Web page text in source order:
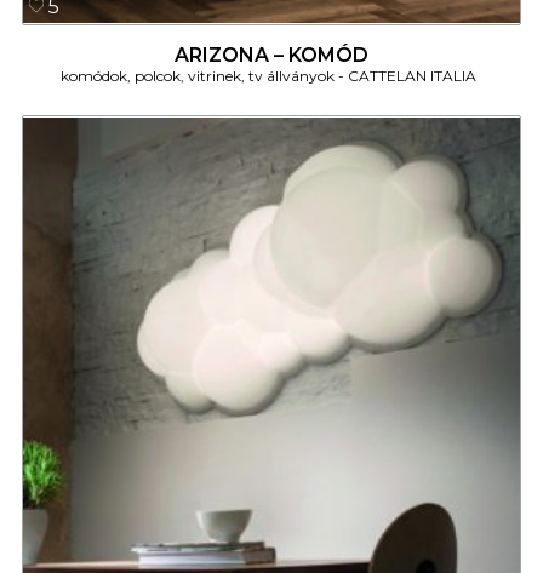
5
ARIZONA – KOMÓD
komódok, polcok, vitrinek, tv állványok CATTELAN ITALIA